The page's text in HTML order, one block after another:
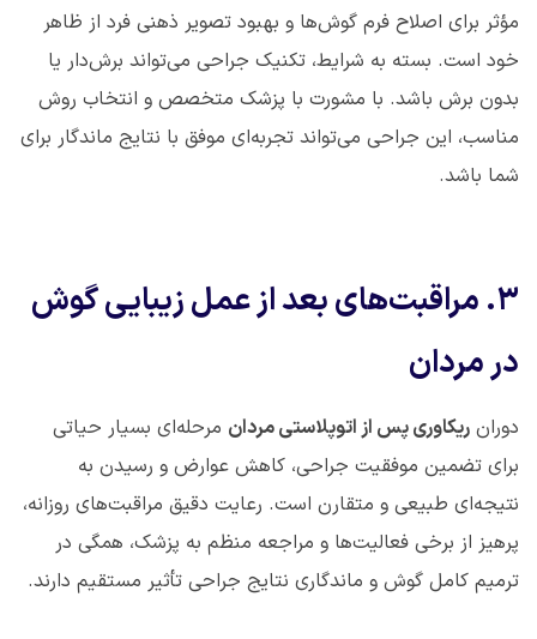
مؤثر برای اصلاح فرم گوش‌ها و بهبود تصویر ذهنی فرد از ظاهر
خود است. بسته به شرایط، تکنیک جراحی می‌تواند برش‌دار یا
بدون برش باشد. با مشورت با پزشک متخصص و انتخاب روش
مناسب، این جراحی می‌تواند تجربه‌ای موفق با نتایج ماندگار برای
شما باشد.
۳. مراقبت‌های بعد از عمل زیبایی گوش
در مردان
دوران ریکاوری پس از اتوپلاستی مردان مرحله‌ای بسیار حیاتی
برای تضمین موفقیت جراحی، کاهش عوارض و رسیدن به
نتیجه‌ای طبیعی و متقارن است. رعایت دقیق مراقبت‌های روزانه،
پرهیز از برخی فعالیت‌ها و مراجعه منظم به پزشک، همگی در
ترمیم کامل گوش و ماندگاری نتایج جراحی تأثیر مستقیم دارند.